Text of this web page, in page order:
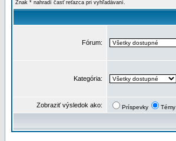
Znak * nahradí časť reťazca pri vyhľadávaní.
Fórum:
Kategória:
Zobraziť výsledok ako: Príspevky Témy